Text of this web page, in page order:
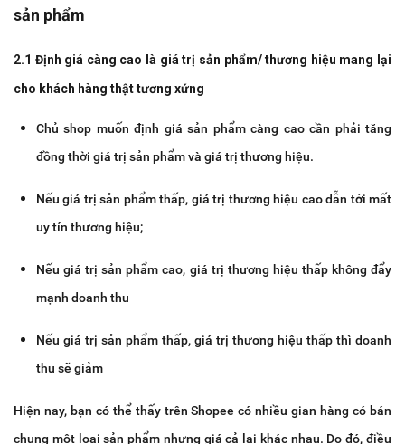
sản phẩm
2.1 Định giá càng cao là giá trị sản phẩm/ thương hiệu mang lại
cho khách hàng thật tương xứng
Chủ shop muốn định giá sản phẩm càng cao cần phải tăng
đồng thời giá trị sản phẩm và giá trị thương hiệu.
Nếu giá trị sản phẩm thấp, giá trị thương hiệu cao dẫn tới mất
uy tín thương hiệu;
Nếu giá trị sản phẩm cao, giá trị thương hiệu thấp không đẩy
mạnh doanh thu
Nếu giá trị sản phẩm thấp, giá trị thương hiệu thấp thì doanh
thu sẽ giảm
Hiện nay, bạn có thể thấy trên Shopee có nhiều gian hàng có bán
chung một loại sản phẩm nhưng giá cả lại khác nhau. Do đó, điều